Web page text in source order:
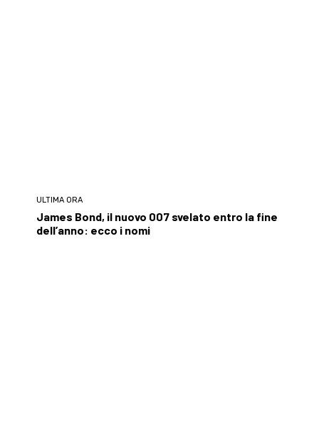
ULTIMA ORA
James Bond, il nuovo 007 svelato entro la fine
dell’anno: ecco i nomi